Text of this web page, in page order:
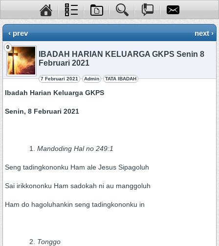
‹ prev next ›
0
IBADAH HARIAN KELUARGA GKPS Senin 8
Februari 2021
7 Februari 2021 Admin TATA IBADAH
Ibadah Harian Keluarga GKPS
Senin, 8 Februari 2021
Mandoding Hal no 249:1
Seng tadingkononku Ham ale Jesus Sipagoluh
Sai irikkononku Ham sadokah ni au manggoluh
Ham do hagoluhankin seng tadingkononku in
Tonggo